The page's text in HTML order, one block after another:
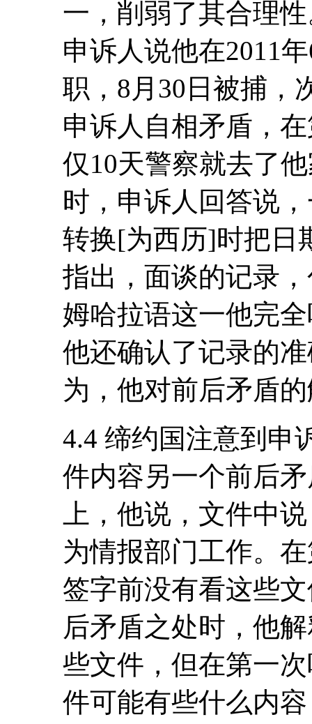
一，削弱了其合理
申诉人说他在2011
职，8月30日被捕，
申诉人自相矛盾，
仅10天警察就去了
时，申诉人回答说
转换[为西历]时把日
指出，面谈的记录
姆哈拉语这一他完
他还确认了记录的
为，他对前后矛盾
4.4 缔约国注意到申
件内容另一个前后
上，他说，文件中
为情报部门工作。
签字前没有看这些
后矛盾之处时，他
些文件，但在第一
件可能有些什么内